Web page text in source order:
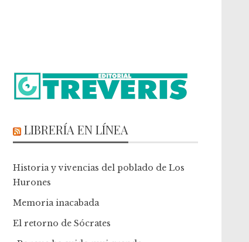
LIBRERÍA EN LÍNEA
Historia y vivencias del poblado de Los
Hurones
Memoria inacabada
El retorno de Sócrates